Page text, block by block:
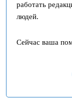
работать
людей.
Сейчас ваша